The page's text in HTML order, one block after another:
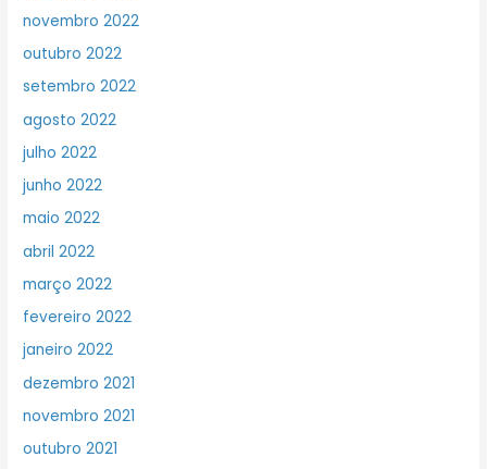
novembro 2022
outubro 2022
setembro 2022
agosto 2022
julho 2022
junho 2022
maio 2022
abril 2022
março 2022
fevereiro 2022
janeiro 2022
dezembro 2021
novembro 2021
outubro 2021